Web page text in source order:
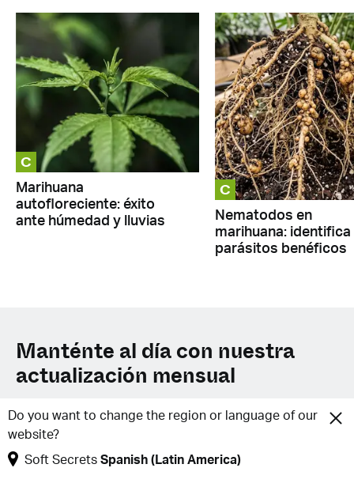
Do you want to change the region or language of our
website?
Soft Secrets Spanish (Latin America)
C
Marihuana
autofloreciente: éxito
ante húmedad y lluvias
C
Nematodos en
marihuana: identifica
parásitos benéficos
Manténte al día con nuestra
actualización mensual